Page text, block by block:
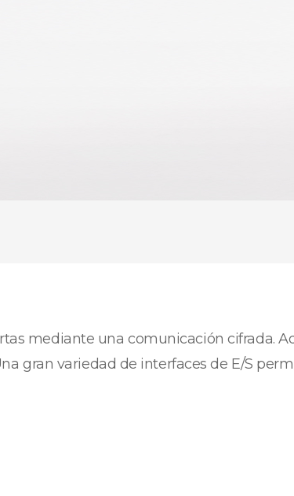
mediante una comunicación cifrada.
gran variedad de interfaces de E/S